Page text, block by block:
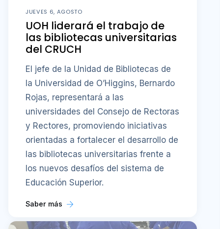
JUEVES 6, AGOSTO
UOH liderará el trabajo de
las bibliotecas universitarias
del CRUCH
El jefe de la Unidad de Bibliotecas de
la Universidad de O’Higgins, Bernardo
Rojas, representará a las
universidades del Consejo de Rectoras
y Rectores, promoviendo iniciativas
orientadas a fortalecer el desarrollo de
las bibliotecas universitarias frente a
los nuevos desafíos del sistema de
Educación Superior.
Saber más